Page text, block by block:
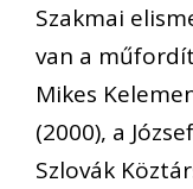
Szakmai
van a
Mikes
(2000), a
Szlovák